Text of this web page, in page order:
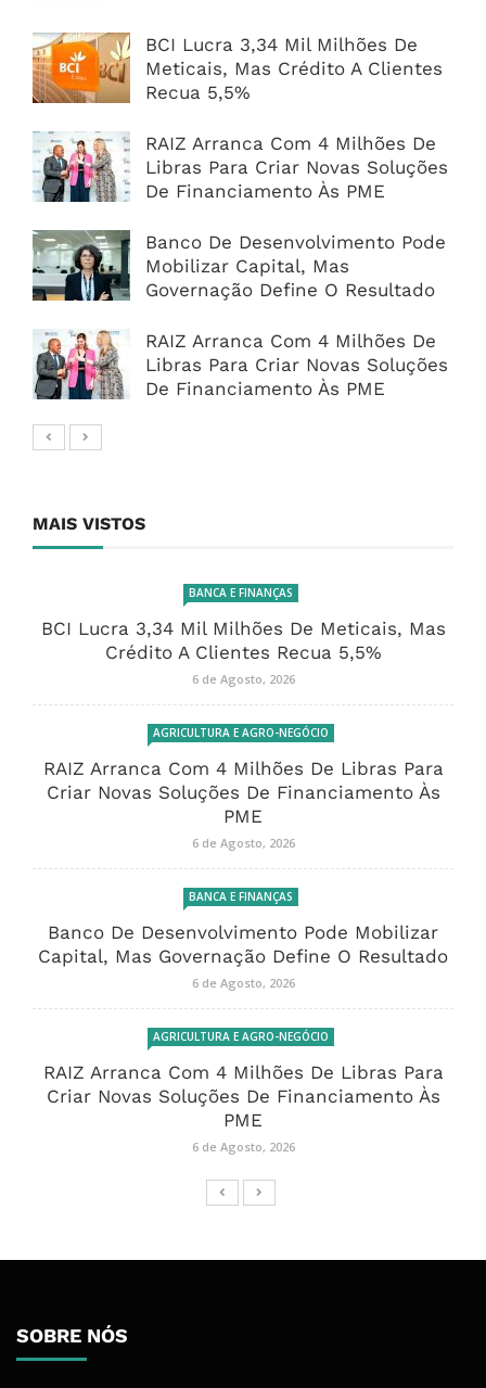
BCI Lucra 3,34 Mil Milhões De
Meticais, Mas Crédito A Clientes
Recua 5,5%
RAIZ Arranca Com 4 Milhões De
Libras Para Criar Novas Soluções
De Financiamento Às PME
Banco De Desenvolvimento Pode
Mobilizar Capital, Mas
Governação Define O Resultado
RAIZ Arranca Com 4 Milhões De
Libras Para Criar Novas Soluções
De Financiamento Às PME
MAIS VISTOS
BANCA E FINANÇAS
BCI Lucra 3,34 Mil Milhões De Meticais, Mas
Crédito A Clientes Recua 5,5%
6 de Agosto, 2026
AGRICULTURA E AGRO-NEGÓCIO
RAIZ Arranca Com 4 Milhões De Libras Para
Criar Novas Soluções De Financiamento Às
PME
6 de Agosto, 2026
BANCA E FINANÇAS
Banco De Desenvolvimento Pode Mobilizar
Capital, Mas Governação Define O Resultado
6 de Agosto, 2026
AGRICULTURA E AGRO-NEGÓCIO
RAIZ Arranca Com 4 Milhões De Libras Para
Criar Novas Soluções De Financiamento Às
PME
6 de Agosto, 2026
SOBRE NÓS